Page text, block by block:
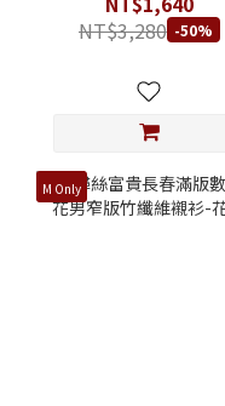
NT$3,280 -50%
M Only